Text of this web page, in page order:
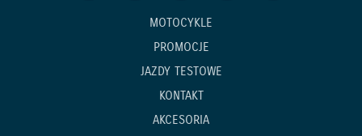
MOTOCYKLE
PROMOCJE
JAZDY TESTOWE
KONTAKT
AKCESORIA